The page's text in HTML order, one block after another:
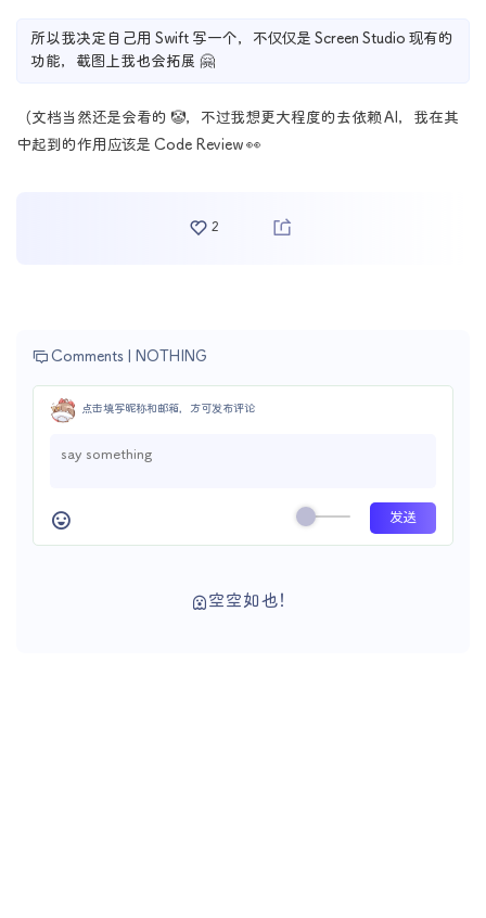
所以我决定自己用 Swift 写一个，不仅仅是 Screen Studio 现有的
功能，截图上我也会拓展 🤗
（文档当然还是会看的 🤡，不过我想更大程度的去依赖 AI，我在其
中起到的作用应该是 Code Review 👀
2
Comments | NOTHING
点击填写昵称和邮箱，方可发布评论
空空如也！